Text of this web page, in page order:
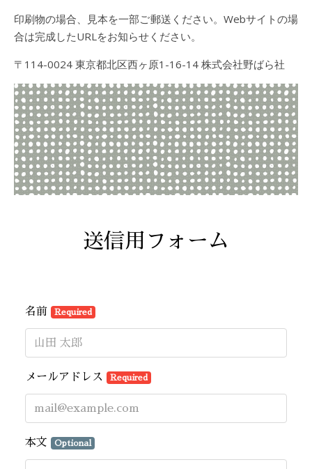
印刷物の場合、見本を一部ご郵送ください。Webサイトの場
合は完成したURLをお知らせください。
〒114-0024 東京都北区西ヶ原1-16-14 株式会社野ばら社